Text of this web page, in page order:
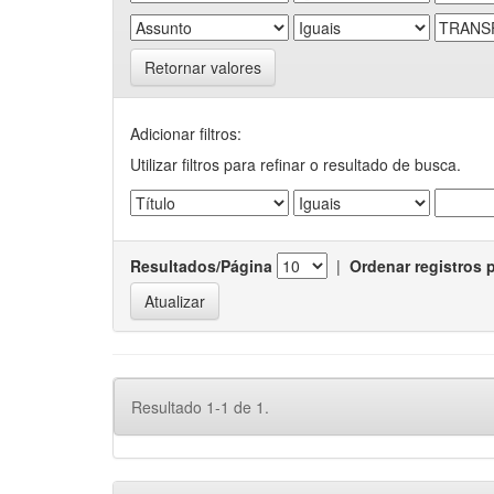
Retornar valores
Adicionar filtros:
Utilizar filtros para refinar o resultado de busca.
Resultados/Página | Ordenar registros
Resultado 1-1 de 1.